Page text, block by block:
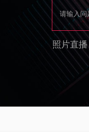
照片直播